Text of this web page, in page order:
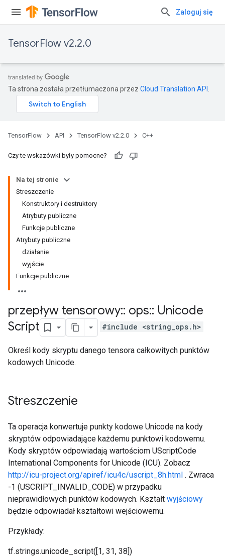
Zaloguj się
TensorFlow v2.2.0
Ta strona została przetłumaczona przez Cloud Translation API
TensorFlow API TensorFlow v2.2.0 C++
Czy te wskazówki były pomocne?
Na tej stronie
Streszczenie
Konstruktory i destruktory
Atrybuty publiczne
Funkcje publiczne
Atrybuty publiczne
działanie
wyjście
Funkcje publiczne
przepływ tensorowy:: ops:: Unicode
Script
#include <string_ops.h>
Określ kody skryptu danego tensora całkowitych punktów
kodowych Unicode.
Streszczenie
Ta operacja konwertuje punkty kodowe Unicode na kody
skryptów odpowiadające każdemu punktowi kodowemu.
Kody skryptów odpowiadają wartościom UScriptCode
International Components for Unicode (ICU). Zobacz
http://icu-project.org/apiref/icu4c/uscript_8h.html . Zwraca
-1 (USCRIPT_INVALID_CODE) w przypadku
nieprawidłowych punktów kodowych. Kształt wyjściowy
będzie odpowiadał kształtowi wejściowemu.
Przykłady:
tf.strings.unicode_script([1, 31, 38])